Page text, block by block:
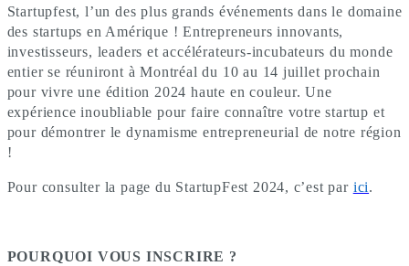
Startupfest, l’un des plus grands événements dans le domaine
des startups en Amérique ! Entrepreneurs innovants,
investisseurs, leaders et accélérateurs-incubateurs du monde
entier se réuniront à Montréal du 10 au 14 juillet prochain
pour vivre une édition 2024 haute en couleur. Une
expérience inoubliable pour faire connaître votre startup et
pour démontrer le dynamisme entrepreneurial de notre région
!
Pour consulter la page du StartupFest 2024, c’est par ici.
POURQUOI VOUS INSCRIRE ?